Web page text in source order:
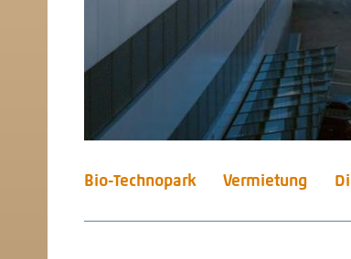
Bio-Technopark Vermietung